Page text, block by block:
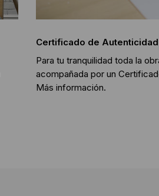
Certificado de
Para tu tranquilidad toda la
acompañada por un
Más información.